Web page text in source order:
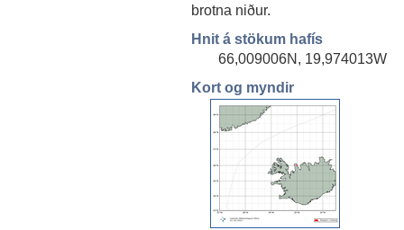
brotna niður.
Hnit á stökum hafís
66,009006N, 19,974013W
Kort og myndir